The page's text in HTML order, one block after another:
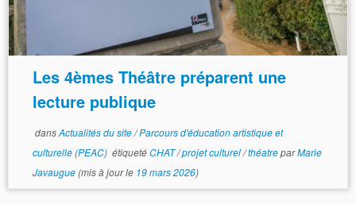
Les 4èmes Théâtre préparent une
lecture publique
dansActualités du site/Parcours d'éducation artistique et
culturelle (PEAC) étiquetéCHAT/projet culturel/théatreparMarie
Javaugue(mis à jour le 19 mars 2026)